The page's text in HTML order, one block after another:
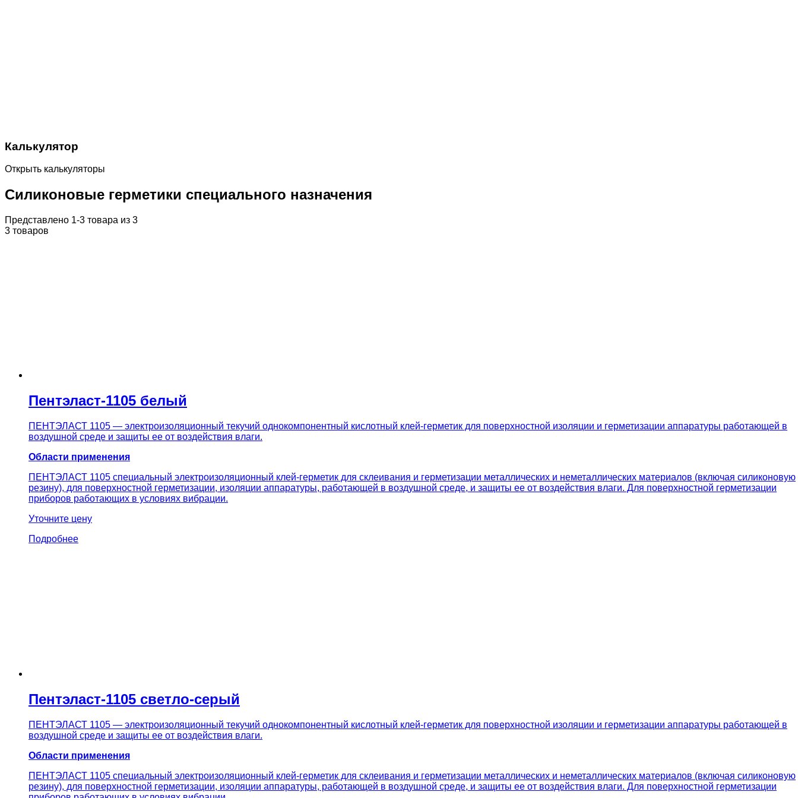
Калькулятор
Открыть калькуляторы
Силиконовые герметики специального назначения
Представлено 1-3 товара из 3
3 товаров
Пентэласт-1105 белый
ПЕНТЭЛАСТ 1105 — электроизоляционный текучий однокомпонентный кислотный клей-герметик для поверхностной изоляции и герметизации аппаратуры работающей в
воздушной среде и защиты ее от воздействия влаги.
Области применения
ПЕНТЭЛАСТ 1105 специальный электроизоляционный клей-герметик для склеивания и герметизации металлических и неметаллических материалов (включая силиконовую
резину), для поверхностной герметизации, изоляции аппаратуры, работающей в воздушной среде, и защиты ее от воздействия влаги. Для поверхностной герметизации
приборов работающих в условиях вибрации.
Уточните цену
Подробнее
Пентэласт-1105 светло-серый
ПЕНТЭЛАСТ 1105 — электроизоляционный текучий однокомпонентный кислотный клей-герметик для поверхностной изоляции и герметизации аппаратуры работающей в
воздушной среде и защиты ее от воздействия влаги.
Области применения
ПЕНТЭЛАСТ 1105 специальный электроизоляционный клей-герметик для склеивания и герметизации металлических и неметаллических материалов (включая силиконовую
резину), для поверхностной герметизации, изоляции аппаратуры, работающей в воздушной среде, и защиты ее от воздействия влаги. Для поверхностной герметизации